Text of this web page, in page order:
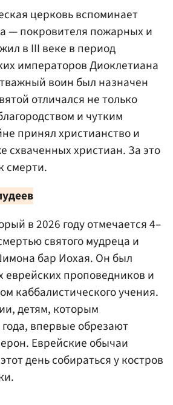
церковь вспоминает
— покровителя пожарных и
в III веке в период
императоров Диоклетиана
воин был назначен
отличался не только
и чутким
принял христианство и
схваченных христиан. За это
смерти.
в 2026 году отмечается 4–
святого мудреца и
бар Иохая. Он был
еврейских проповедников и
каббалистического учения.
детям, которым
впервые обрезают
Еврейские обычаи
день собираться у костров